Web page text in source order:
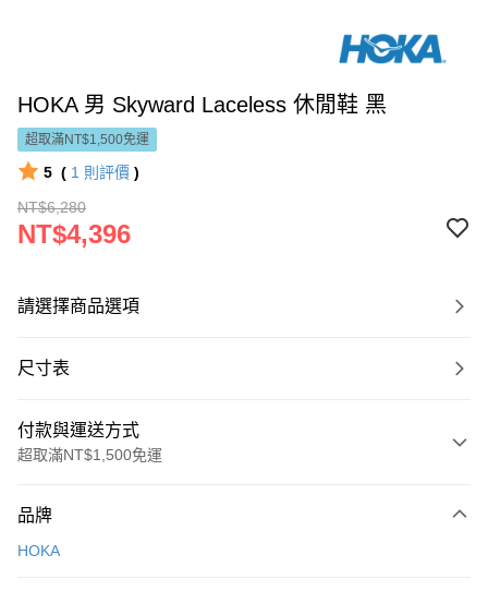
HOKA 男 Skyward Laceless 休閒鞋 黑
超取滿NT$1,500免運
5 ( 1 則評價 )
NT$6,280
NT$4,396
請選擇商品選項
尺寸表
付款與運送方式
超取滿NT$1,500免運
信用卡一次付款
品牌
HOKA